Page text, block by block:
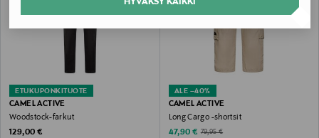
ETUKUPONKITUOTE
CAMEL ACTIVE
Woodstock-farkut
Original Price
129,00 €
ALE –40%
CAMEL ACTIVE
Long Cargo -shortsit
Discounted Price
47,90 € Original Price
79,95 €